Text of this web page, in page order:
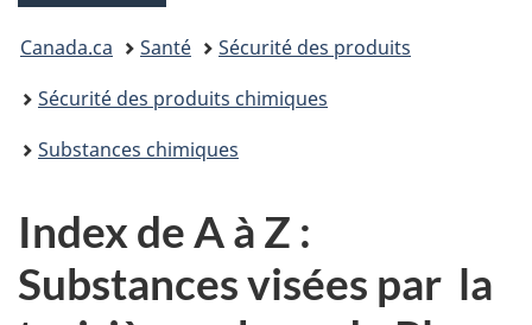
Vous
êtes
ici :
Canada.ca Santé
Sécurité des produits
Sécurité des produits chimiques
Substances chimiques
Index de A à Z :
Substances visées par la